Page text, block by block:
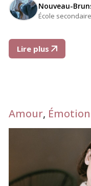
Nouveau-
École
Lire plus
Amour,